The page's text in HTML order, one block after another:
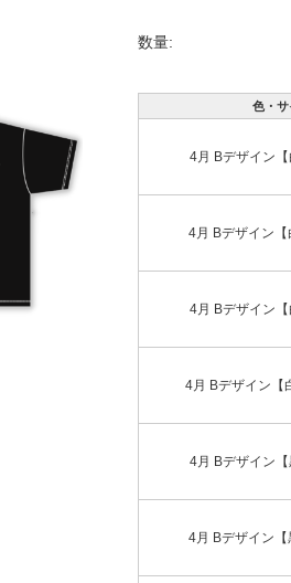
数量:
色・サ
4月 Bデザイン
4月 Bデザイン
4月 Bデザイン
4月 Bデザイン【
4月 Bデザイン
4月 Bデザイン